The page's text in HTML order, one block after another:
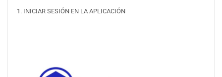
1. INICIAR SESIÓN EN LA APLICACIÓN